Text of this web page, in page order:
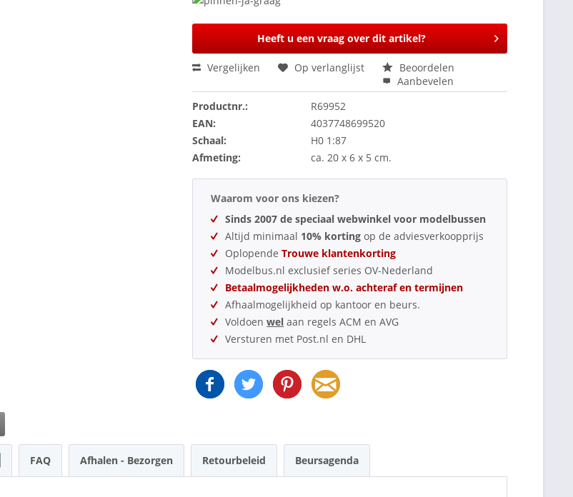
Heeft u een vraag over dit artikel?
Vergelijken Op verlanglijst
Beoordelen
Aanbevelen
Productnr.:
R69952
EAN:
4037748699520
Schaal:
H0 1:87
Afmeting:
ca. 20 x 6 x 5 cm.
Waarom voor ons kiezen?
Sinds 2007 de speciaal webwinkel voor modelbussen
Altijd minimaal 10% kortingop de adviesverkoopprijs
OplopendeTrouwe klantenkorting
Modelbus.nl exclusief series OV-Nederland
Betaalmogelijkheden w.o. achteraf en termijnen
Afhaalmogelijkheid op kantoor en beurs.
Voldoenwel aan regels ACM en AVG
Versturen met Post.nl en DHL
FAQ Afhalen - Bezorgen Retourbeleid Beursagenda